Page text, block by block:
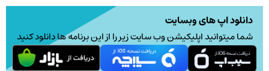
دانلود اپ های وبسایت
شما میتوانید اپلیکیشن وب سایت زیر را از این برنامه ها دانلود کنید